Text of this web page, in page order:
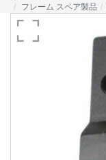
フレーム スペア製品